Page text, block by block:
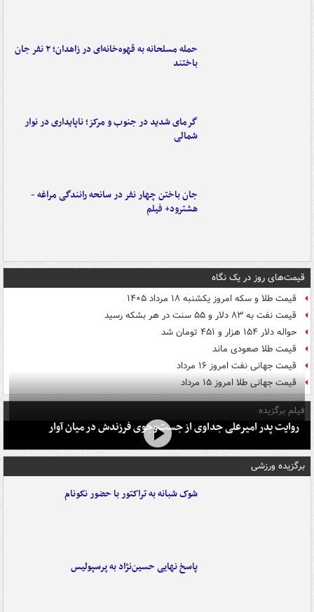
حمله مسلحانه به قهوه‌خانه‌ای در زاهدان؛ ۲ نفر جان
باختند
گرمای شدید در جنوب و مرکز؛ ناپایداری در نوار
شمالی
جان باختن چهار نفر در سانحه رانندگی مراغه -
هشترود+ فیلم
قیمت‌های روز در یک نگاه
قیمت طلا و سکه امروز یکشنبه ۱۸ مرداد ۱۴۰۵
قیمت نفت به ۸۳ دلار و ۵۵ سنت در هر بشکه رسید
حواله دلار ۱۵۴ هزار و ۴۵۱ تومان شد
قیمت طلا صعودی ماند
قیمت جهانی نفت امروز ۱۶ مرداد
قیمت جهانی طلا امروز ۱۵ مرداد
فیلم برگزیده
روایت پدر امیرعلی جداوی از جست‌وجوی فرزندش در میان آوار
برگزیده ورزشی
شوک شبانه به تراکتور با حضور نکونام
پاسخ نهایی حسین‌نژاد به پرسپولیس